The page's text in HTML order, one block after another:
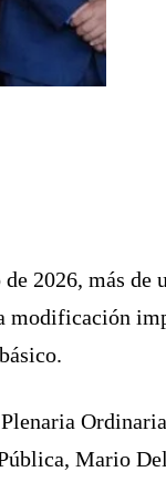
2026, más de
modificación
Mario